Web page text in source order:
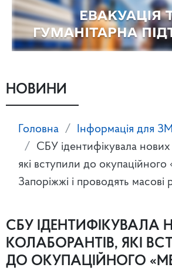
НОВИНИ
Головна Інформація для
СБУ ідентифікувала нових
які вступили до
Запоріжжі і проводять масові
СБУ ІДЕНТИФІКУВАЛА
КОЛАБОРАНТІВ, ЯКІ
ДО ОКУПАЦІЙНОГО